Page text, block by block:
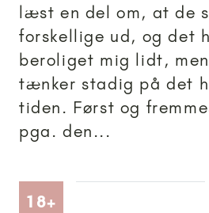
læst en del om, at de
forskellige ud, og det
beroliget mig lidt,
tænker stadig på det
tiden. Først og
pga. den...
18+ Artikler